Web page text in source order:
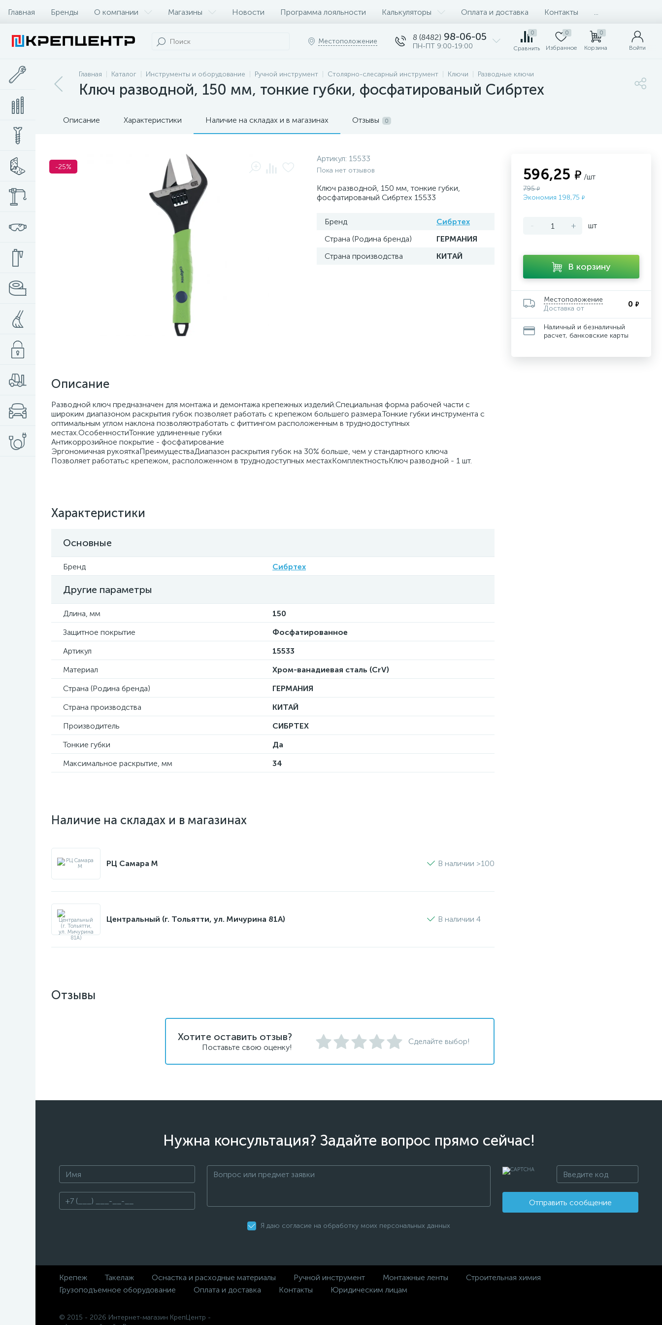
Главная Бренды О компании Магазины Новости Программа лояльности Калькуляторы Оплата и доставка Контакты
Местоположение 8 (8482) 98-06-05
ПН-ПТ 9:00-19:00
0
Сравнить
0
Избранное
0
Корзина Войти
Главная Каталог Инструменты и оборудование Ручной инструмент Столярно-слесарный инструмент Ключи Разводные ключи
Ключ разводной, 150 мм, тонкие губки, фосфатированый Сибртех
Описание Характеристики Наличие на складах и в магазинах Отзывы 0
-25%
Артикул: 15533
Пока нет отзывов
Ключ разводной, 150 мм, тонкие губки,
фосфатированый Сибртех 15533
Бренд
Сибртех
Страна (Родина бренда)
ГЕРМАНИЯ
Страна производства
КИТАЙ
Описание
Разводной ключ предназначен для монтажа и демонтажа крепежных изделий.Специальная форма рабочей части с
широким диапазоном раскрытия губок позволяет работать с крепежом большего размера.Тонкие губки инструмента с
оптимальным углом наклона позволяютработать с фиттингом расположенным в труднодоступных
местах.ОсобенностиТонкие удлиненные губки
Антикоррозийное покрытие - фосфатирование
Эргономичная рукояткаПреимуществаДиапазон раскрытия губок на 30% больше, чем у стандартного ключа
Позволяет работатьс крепежом, расположенном в труднодоступных местахКомплектностьКлюч разводной - 1 шт.
Характеристики
Основные
Бренд Сибртех
Другие параметры
Длина, мм
150
Защитное покрытие
Фосфатированное
Артикул
15533
Материал
Хром-ванадиевая сталь (CrV)
Страна (Родина бренда)
ГЕРМАНИЯ
Страна производства
КИТАЙ
Производитель
СИБРТЕХ
Тонкие губки
Да
Максимальное раскрытие, мм
34
Наличие на складах и в магазинах
РЦ Самара M В наличии >100
Центральный (г. Тольятти, ул. Мичурина 81А) В наличии 4
596,25 ₽ /шт
795₽
Экономия 198,75 ₽
- + шт
В корзину
Местоположение
Доставка от
0 ₽
Наличный и безналичный
расчет, банковские карты
Отзывы
Хотите оставить отзыв?
Поставьте свою оценку!
Сделайте выбор!
Нужна консультация? Задайте вопрос прямо сейчас!
Отправить сообщение
Я даю согласие на обработку моих персональных данных
Крепеж Такелаж Оснастка и расходные материалы Ручной инструмент Монтажные ленты
Строительная химия
Грузоподъемное оборудование
Оплата и доставка Контакты Юридическим лицам
© 2015 - 2026 Интернет-магазин КрепЦентр -